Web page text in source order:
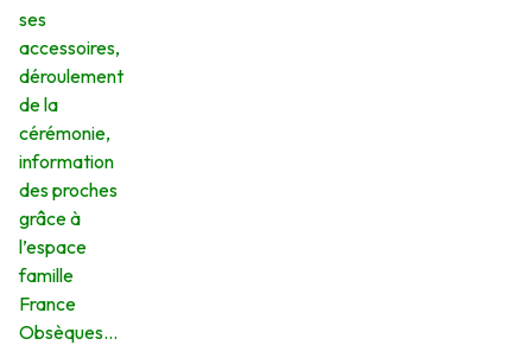
ses
accessoires,
déroulement
de la
cérémonie,
information
des proches
grâce à
l’espace
famille
France
Obsèques…